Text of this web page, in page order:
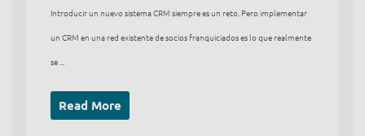
Introducir un nuevo sistema CRM siempre es un reto. Pero implementar
un CRM en una red existente de socios franquiciados es lo que realmente
se ...
Read More